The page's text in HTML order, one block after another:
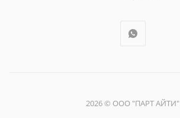
2026 © ООО "ПАРТ АЙТИ"